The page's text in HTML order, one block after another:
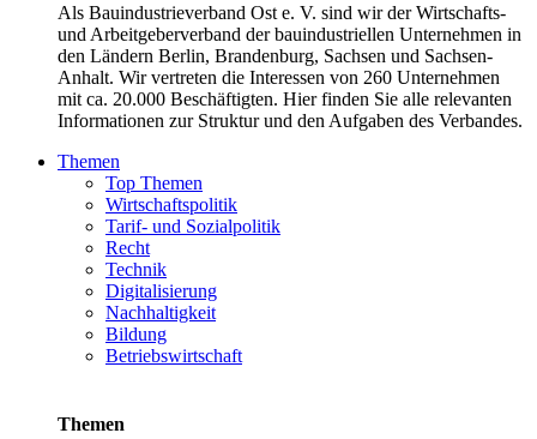
Als Bauindustrieverband Ost e. V. sind wir der Wirtschafts-
und Arbeitgeberverband der bauindustriellen Unternehmen in
den Ländern Berlin, Brandenburg, Sachsen und Sachsen-
Anhalt. Wir vertreten die Interessen von 260 Unternehmen
mit ca. 20.000 Beschäftigten. Hier finden Sie alle relevanten
Informationen zur Struktur und den Aufgaben des Verbandes.
Themen
Top Themen
Wirtschaftspolitik
Tarif- und Sozialpolitik
Recht
Technik
Digitalisierung
Nachhaltigkeit
Bildung
Betriebswirtschaft
Themen